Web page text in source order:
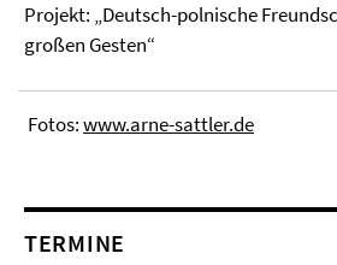
Projekt: „Deutsch-polnische
großen Gesten“
Fotos:www.arne-sattler.de
TERMINE